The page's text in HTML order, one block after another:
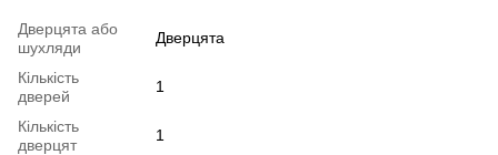
Дверцята або
шухляди
Дверцята
Кількість
дверей
1
Кількість
дверцят
1